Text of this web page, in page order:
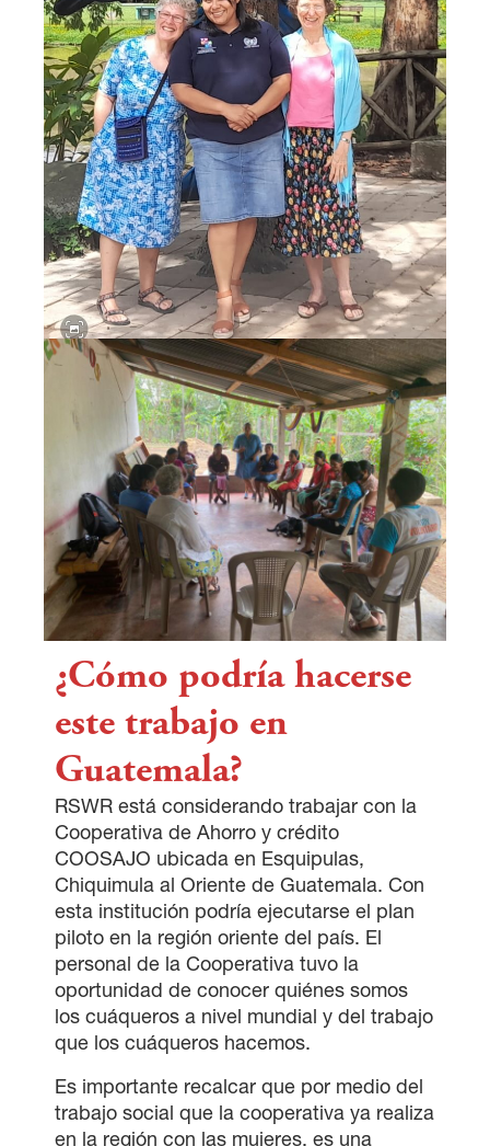
¿Cómo podría hacerse
este trabajo en
Guatemala?
RSWR está considerando trabajar con la
Cooperativa de Ahorro y crédito
COOSAJO ubicada en Esquipulas,
Chiquimula al Oriente de Guatemala. Con
esta institución podría ejecutarse el plan
piloto en la región oriente del país. El
personal de la Cooperativa tuvo la
oportunidad de conocer quiénes somos
los cuáqueros a nivel mundial y del trabajo
que los cuáqueros hacemos.
Es importante recalcar que por medio del
trabajo social que la cooperativa ya realiza
en la región con las mujeres, es una